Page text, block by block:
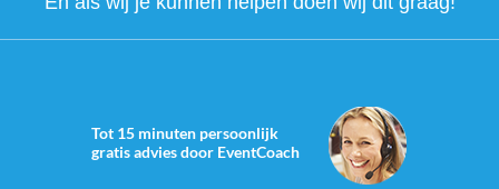
Tot 15 minuten persoonlijk
gratis advies door EventCoach